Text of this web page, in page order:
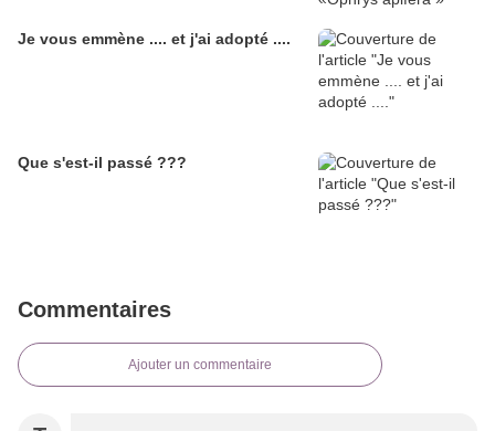
Je vous emmène .... et j'ai adopté ....
Que s'est-il passé ???
Commentaires
Ajouter un commentaire